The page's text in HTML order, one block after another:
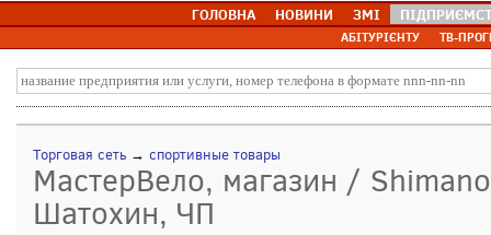
ГОЛОВНА НОВИНИ ЗМІ
АБІТУРІЄНТУ ТВ-
Торговая сеть → спортивные товары
МастерВело, магазин /
Шатохин, ЧП